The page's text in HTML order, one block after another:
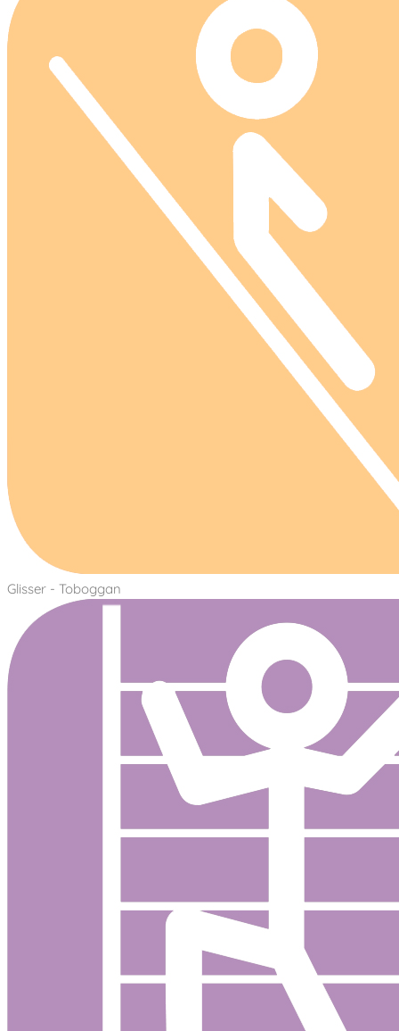
Glisser - Toboggan